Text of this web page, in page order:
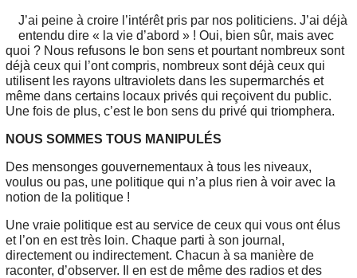
J’ai peine à croire l’intérêt pris par nos politiciens. J’ai déjà
entendu dire « la vie d’abord » ! Oui, bien sûr, mais avec
quoi ? Nous refusons le bon sens et pourtant nombreux sont
déjà ceux qui l’ont compris, nombreux sont déjà ceux qui
utilisent les rayons ultraviolets dans les supermarchés et
même dans certains locaux privés qui reçoivent du public.
Une fois de plus, c’est le bon sens du privé qui triomphera.
NOUS SOMMES TOUS MANIPULÉS
Des mensonges gouvernementaux à tous les niveaux,
voulus ou pas, une politique qui n’a plus rien à voir avec la
notion de la politique !
Une vraie politique est au service de ceux qui vous ont élus
et l’on en est très loin. Chaque parti à son journal,
directement ou indirectement. Chacun à sa manière de
raconter, d’observer. Il en est de même des radios et des